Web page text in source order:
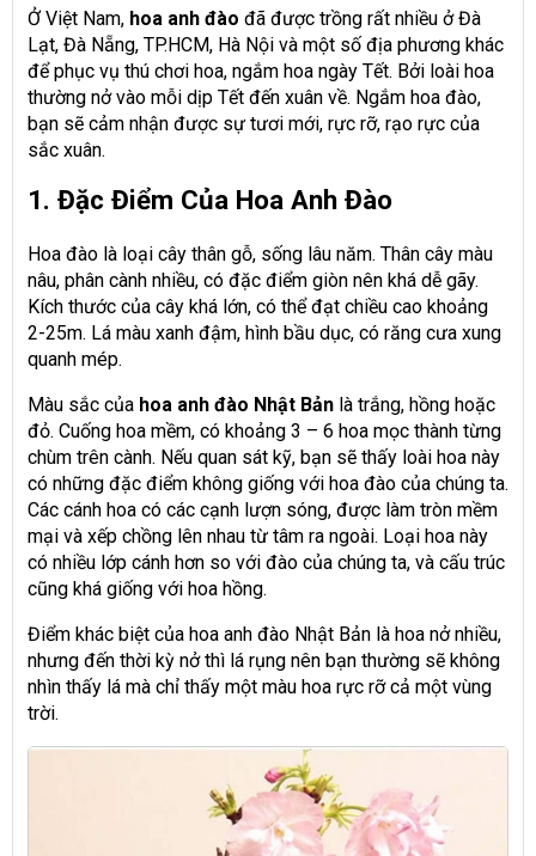
Ở Việt Nam, hoa anh đào đã được trồng rất nhiều ở Đà
Lạt, Đà Nẵng, TP.HCM, Hà Nội và một số địa phương khác
để phục vụ thú chơi hoa, ngắm hoa ngày Tết. Bởi loài hoa
thường nở vào mỗi dịp Tết đến xuân về. Ngắm hoa đào,
bạn sẽ cảm nhận được sự tươi mới, rực rỡ, rạo rực của
sắc xuân.
1. Đặc Điểm Của Hoa Anh Đào
Hoa đào là loại cây thân gỗ, sống lâu năm. Thân cây màu
nâu, phân cành nhiều, có đặc điểm giòn nên khá dễ gãy.
Kích thước của cây khá lớn, có thể đạt chiều cao khoảng
2-25m. Lá màu xanh đậm, hình bầu dục, có răng cưa xung
quanh mép.
Màu sắc của hoa anh đào Nhật Bản là trắng, hồng hoặc
đỏ. Cuống hoa mềm, có khoảng 3 – 6 hoa mọc thành từng
chùm trên cành. Nếu quan sát kỹ, bạn sẽ thấy loài hoa này
có những đặc điểm không giống với hoa đào của chúng ta.
Các cánh hoa có các cạnh lượn sóng, được làm tròn mềm
mại và xếp chồng lên nhau từ tâm ra ngoài. Loại hoa này
có nhiều lớp cánh hơn so với đào của chúng ta, và cấu trúc
cũng khá giống với hoa hồng.
Điểm khác biệt của hoa anh đào Nhật Bản là hoa nở nhiều,
nhưng đến thời kỳ nở thì lá rụng nên bạn thường sẽ không
nhìn thấy lá mà chỉ thấy một màu hoa rực rỡ cả một vùng
trời.